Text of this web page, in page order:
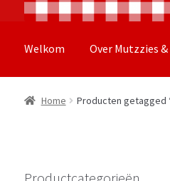
door
naar
Welkom Over Mutzzies &
Home Producten getagged